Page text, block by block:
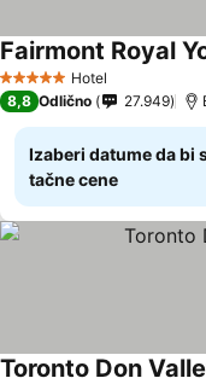
5 ZvezdiceHotel
Fairmont Royal
8,8 Odlično 27.949
Izaberi datume da bi
tačne cene
Toronto Don